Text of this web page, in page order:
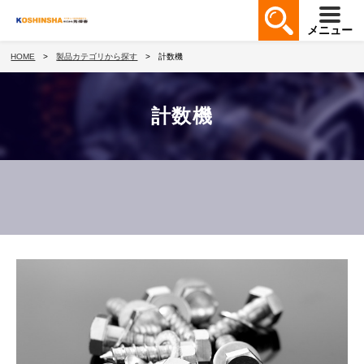
メニュー
HOME 製品カテゴリから探す 計数機
計数機